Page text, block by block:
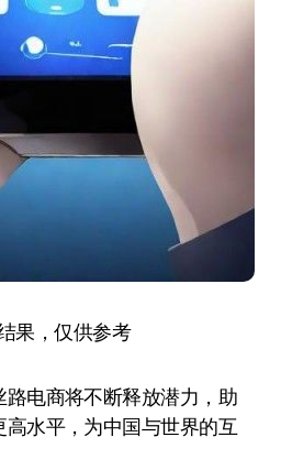
果，仅供参考
电商将不断释放潜力，助
水平，为中国与世界的互